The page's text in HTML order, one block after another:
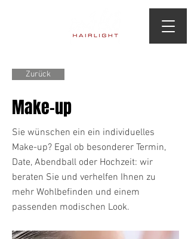
Zurück
Make-up
Sie wünschen ein ein individuelles
Make-up? Egal ob besonderer Termin,
Date, Abendball oder Hochzeit: wir
beraten Sie und verhelfen Ihnen zu
mehr Wohlbefinden und einem
passenden modischen Look.